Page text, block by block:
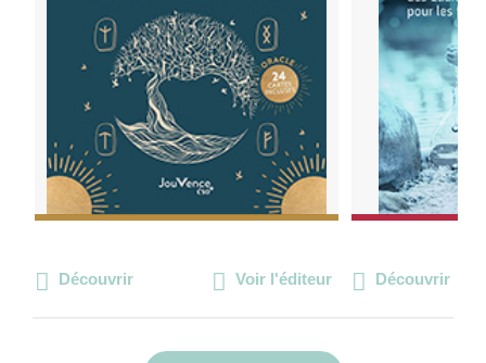
Découvrir Voir l'éditeur Découvrir